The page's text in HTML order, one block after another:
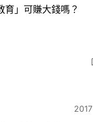
育」可賺大錢嗎？